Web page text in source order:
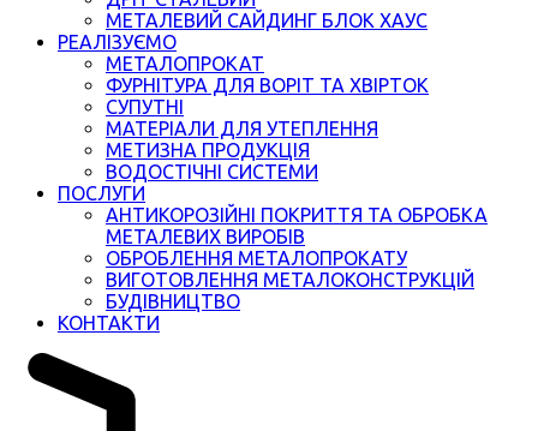
МЕТАЛЕВИЙ САЙДИНГ БЛОК ХАУС
РЕАЛІЗУЄМО
МЕТАЛОПРОКАТ
ФУРНІТУРА ДЛЯ ВОРІТ ТА ХВІРТОК
СУПУТНІ
МАТЕРІАЛИ ДЛЯ УТЕПЛЕННЯ
МЕТИЗНА ПРОДУКЦІЯ
ВОДОСТІЧНІ СИСТЕМИ
ПОСЛУГИ
АНТИКОРОЗІЙНІ ПОКРИТТЯ ТА ОБРОБКА
МЕТАЛЕВИХ ВИРОБІВ
ОБРОБЛЕННЯ МЕТАЛОПРОКАТУ
ВИГОТОВЛЕННЯ МЕТАЛОКОНСТРУКЦІЙ
БУДІВНИЦТВО
КОНТАКТИ